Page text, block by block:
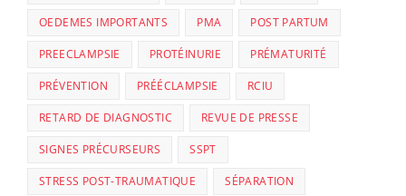
OEDEMES IMPORTANTS PMA POST PARTUM
PREECLAMPSIE PROTÉINURIE PRÉMATURITÉ
PRÉVENTION PRÉÉCLAMPSIE RCIU
RETARD DE DIAGNOSTIC REVUE DE PRESSE
SIGNES PRÉCURSEURS SSPT
STRESS POST-TRAUMATIQUE SÉPARATION